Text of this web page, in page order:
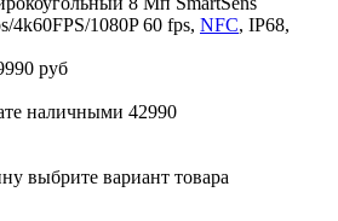
4k60FPS/1080P 60 fps, NFC, IP68,
руб
наличными 42990
выбрите вариант товара